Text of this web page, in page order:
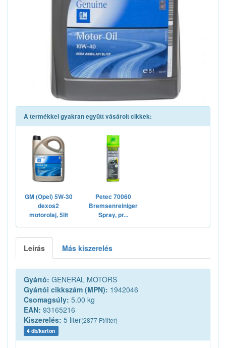
A termékkel gyakran együtt vásárolt cikkek:
GM (Opel) 5W-30
dexos2
motorolaj, 5lit
Petec 70060
Bremsenreiniger
Spray, pr...
Leírás Más kiszerelés
Gyártó: GENERAL MOTORS
Gyártói cikkszám (MPN): 1942046
Csomagsúly: 5.00 kg
EAN: 93165216
Kiszerelés: 5 liter(2877 Ft/liter)
4 db/karton